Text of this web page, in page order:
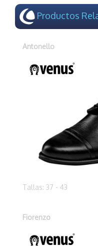
Productos
Antonello
Tallas: 37 - 43
Fiorenzo